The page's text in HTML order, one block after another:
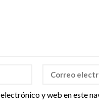
y web en este